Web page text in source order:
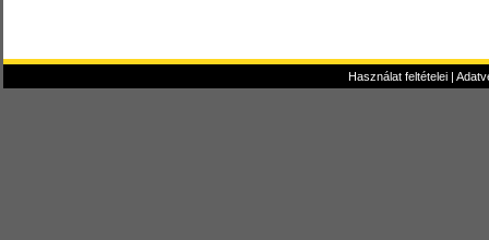
Használat feltételei|